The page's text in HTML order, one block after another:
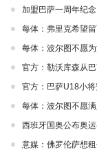
加盟巴萨一周年纪
每体：弗里克希望
每体：波尔图不愿
官方：勒沃库森从
官方：巴萨U18小
每体：波尔图不愿
西班牙国奥公布奥
意媒：佛罗伦萨想